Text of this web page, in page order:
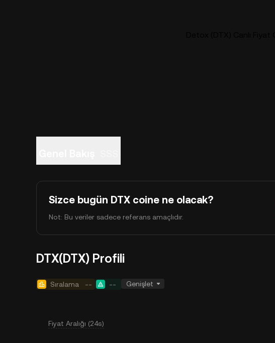
Sizce bugün DTX coine ne olacak?
Not: Bu veriler sadece referans amaçlıdır.
DTX(DTX) Profili
Sıralama -- -- Genişlet
Fiyat Aralığı (24s)